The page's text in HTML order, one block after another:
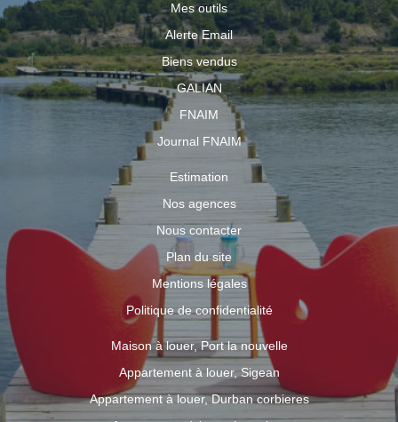
Mes outils
Alerte Email
Biens vendus
GALIAN
FNAIM
Journal FNAIM
Estimation
Nos agences
Nous contacter
Plan du site
Mentions légales
Politique de confidentialité
Maison à louer, Port la nouvelle
Appartement à louer, Sigean
Appartement à louer, Durban corbieres